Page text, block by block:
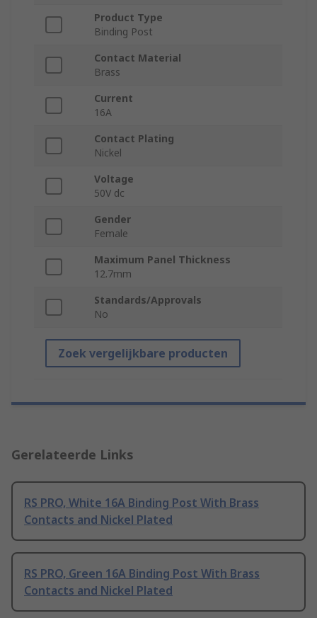
Product Type
Binding Post
Contact Material
Brass
Current
16A
Contact Plating
Nickel
Voltage
50V dc
Gender
Female
Maximum Panel Thickness
12.7mm
Standards/Approvals
No
Zoek vergelijkbare producten
Gerelateerde Links
RS PRO, White 16A Binding Post With Brass
Contacts and Nickel Plated
RS PRO, Green 16A Binding Post With Brass
Contacts and Nickel Plated